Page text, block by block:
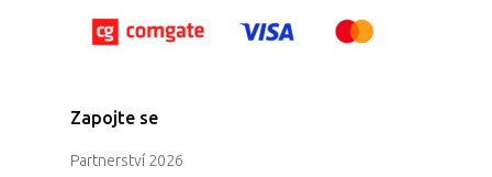
Zapojte se
Partnerství 2026